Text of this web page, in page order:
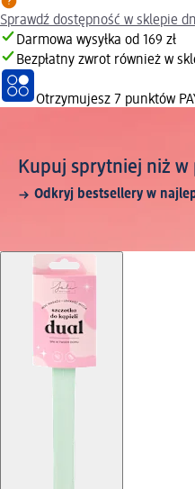
Sprawdź dostępność w sklepie
Darmowa wysyłka od 169 zł
Bezpłatny zwrot również w
Otrzymujesz 7 punktów
Kupuj sprytniej niż w
Odkryj bestsellery w